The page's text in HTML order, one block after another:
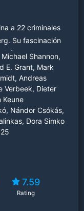
a 22 criminales
Su fascinación
búsqueda por
a un oscuro
Shannon,
E. Grant, Mark
Andreas
Verbeek, Dieter
Keune
Nándor Csókás,
Dora Simko
7.59
Rating